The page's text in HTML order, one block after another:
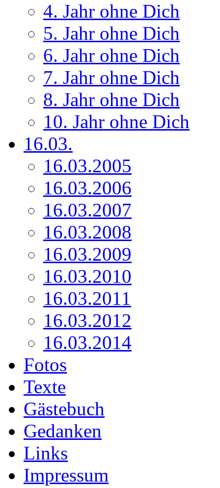
4. Jahr ohne Dich
5. Jahr ohne Dich
6. Jahr ohne Dich
7. Jahr ohne Dich
8. Jahr ohne Dich
10. Jahr ohne Dich
16.03.
16.03.2005
16.03.2006
16.03.2007
16.03.2008
16.03.2009
16.03.2010
16.03.2011
16.03.2012
16.03.2014
Fotos
Texte
Gästebuch
Gedanken
Links
Impressum